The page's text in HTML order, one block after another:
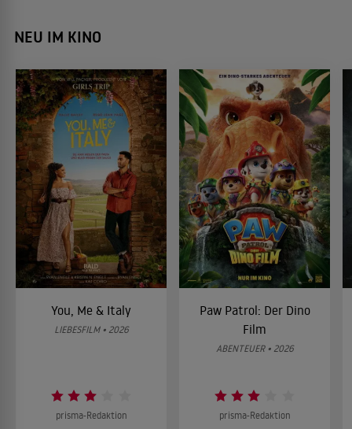
NEU IM KINO
You, Me & Italy
LIEBESFILM • 2026
prisma-Redaktion
Paw Patrol: Der Dino
Film
ABENTEUER • 2026
prisma-Redaktion